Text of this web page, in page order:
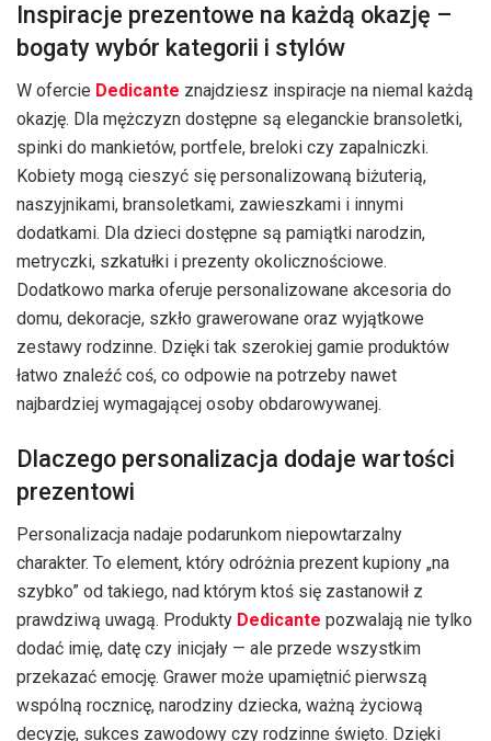
Inspiracje prezentowe na każdą okazję –
bogaty wybór kategorii i stylów
W ofercie Dedicante znajdziesz inspiracje na niemal każdą
okazję. Dla mężczyzn dostępne są eleganckie bransoletki,
spinki do mankietów, portfele, breloki czy zapalniczki.
Kobiety mogą cieszyć się personalizowaną biżuterią,
naszyjnikami, bransoletkami, zawieszkami i innymi
dodatkami. Dla dzieci dostępne są pamiątki narodzin,
metryczki, szkatułki i prezenty okolicznościowe.
Dodatkowo marka oferuje personalizowane akcesoria do
domu, dekoracje, szkło grawerowane oraz wyjątkowe
zestawy rodzinne. Dzięki tak szerokiej gamie produktów
łatwo znaleźć coś, co odpowie na potrzeby nawet
najbardziej wymagającej osoby obdarowywanej.
Dlaczego personalizacja dodaje wartości
prezentowi
Personalizacja nadaje podarunkom niepowtarzalny
charakter. To element, który odróżnia prezent kupiony „na
szybko” od takiego, nad którym ktoś się zastanowił z
prawdziwą uwagą. Produkty Dedicante pozwalają nie tylko
dodać imię, datę czy inicjały — ale przede wszystkim
przekazać emocję. Grawer może upamiętnić pierwszą
wspólną rocznicę, narodziny dziecka, ważną życiową
decyzję, sukces zawodowy czy rodzinne święto. Dzięki